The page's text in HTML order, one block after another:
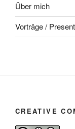
Über mich
Vorträge /
CREATIVE